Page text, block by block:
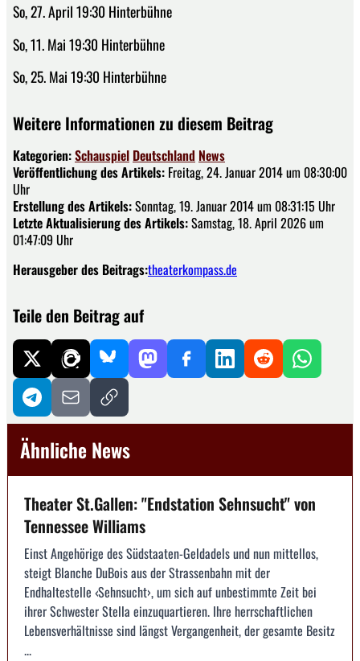
So, 27. April 19:30 Hinterbühne
So, 11. Mai 19:30 Hinterbühne
So, 25. Mai 19:30 Hinterbühne
Weitere Informationen zu diesem Beitrag
Kategorien:Schauspiel Deutschland News
Veröffentlichung des Artikels: Freitag, 24. Januar 2014 um 08:30:00
Uhr
Erstellung des Artikels:Sonntag, 19. Januar 2014 um 08:31:15 Uhr
Letzte Aktualisierung des Artikels:Samstag, 18. April 2026 um
01:47:09 Uhr
Herausgeber des Beitrags:theaterkompass.de
Teile den Beitrag auf
Ähnliche News
Theater St.Gallen: "Endstation Sehnsucht" von
Tennessee Williams
Einst Angehörige des Südstaaten-Geldadels und nun mittellos,
steigt Blanche DuBois aus der Strassenbahn mit der
Endhaltestelle ‹Sehnsucht›, um sich auf unbestimmte Zeit bei
ihrer Schwester Stella einzuquartieren. Ihre herrschaftlichen
Lebensverhältnisse sind längst Vergangenheit, der gesamte Besitz
...